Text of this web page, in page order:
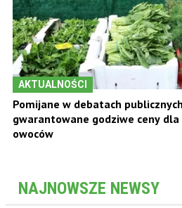
AKTUALNOŚCI
Pomijane w debatach
gwarantowane godziwe ceny
owoców
NAJNOWSZE NEWSY